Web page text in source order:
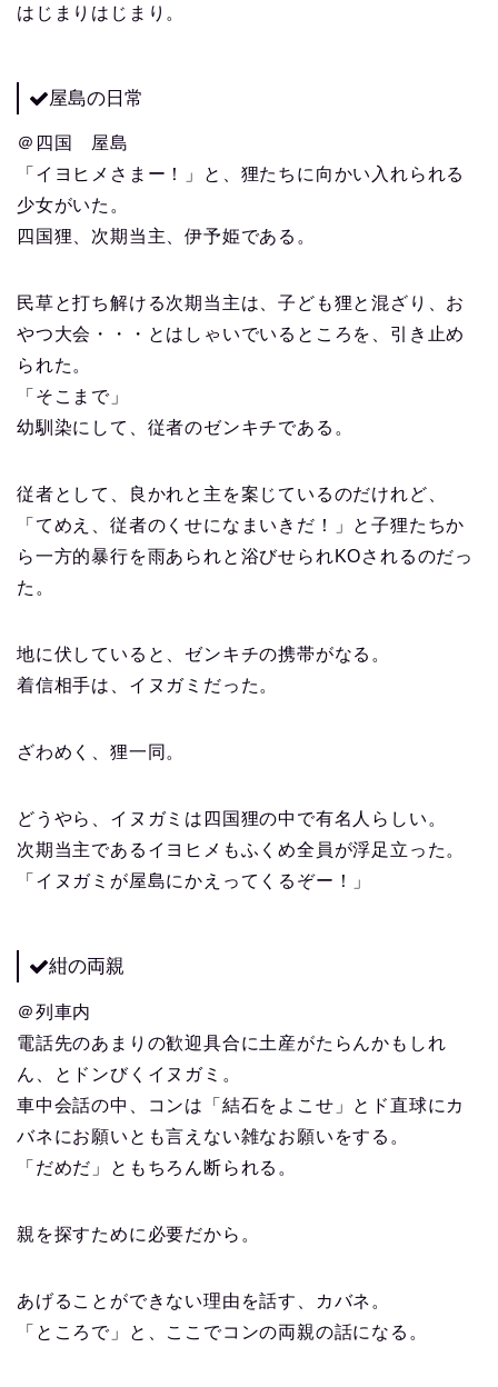
はじまりはじまり。
屋島の日常
＠四国 屋島
「イヨヒメさまー！」と、狸たちに向かい入れられる
少女がいた。
四国狸、次期当主、伊予姫である。
民草と打ち解ける次期当主は、子ども狸と混ざり、お
やつ大会・・・とはしゃいでいるところを、引き止め
られた。
「そこまで」
幼馴染にして、従者のゼンキチである。
従者として、良かれと主を案じているのだけれど、
「てめえ、従者のくせになまいきだ！」と子狸たちか
ら一方的暴行を雨あられと浴びせられKOされるのだっ
た。
地に伏していると、ゼンキチの携帯がなる。
着信相手は、イヌガミだった。
ざわめく、狸一同。
どうやら、イヌガミは四国狸の中で有名人らしい。
次期当主であるイヨヒメもふくめ全員が浮足立った。
「イヌガミが屋島にかえってくるぞー！」
紺の両親
＠列車内
電話先のあまりの歓迎具合に土産がたらんかもしれ
ん、とドンびくイヌガミ。
車中会話の中、コンは「結石をよこせ」とド直球にカ
バネにお願いとも言えない雑なお願いをする。
「だめだ」ともちろん断られる。
親を探すために必要だから。
あげることができない理由を話す、カバネ。
「ところで」と、ここでコンの両親の話になる。